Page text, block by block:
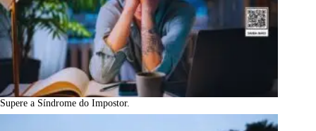
Supere a Síndrome do Impostor.